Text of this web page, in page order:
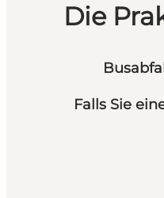
Die
Falls Sie